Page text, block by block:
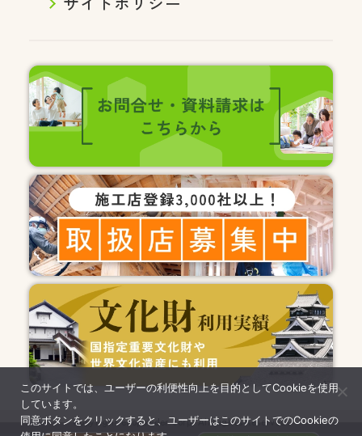
Copyright ecopowder corp. All Rights Reserved.
このサイトでは、ユーザーの利便性向上を目的としてCookieを使用
しています。
同意ボタンをクリックすると、ユーザーはこのサイトでのCookieの